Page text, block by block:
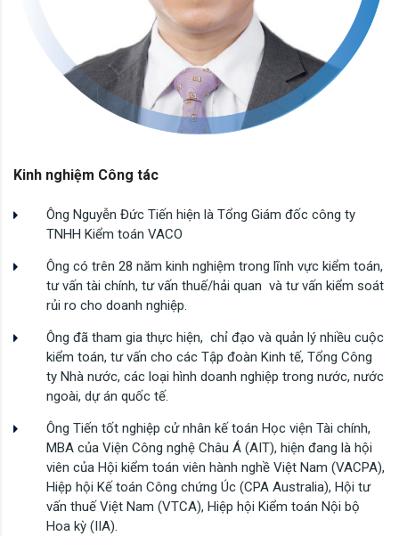
Kinh nghiệm Công tác
Ông Nguyễn Đức Tiến hiện là Tổng Giám đốc công ty
TNHH Kiểm toán VACO
Ông có trên 28 năm kinh nghiệm trong lĩnh vực kiểm toán,
tư vấn tài chính, tư vấn thuế/hải quan và tư vấn kiểm soát
rủi ro cho doanh nghiệp.
Ông đã tham gia thực hiện, chỉ đạo và quản lý nhiều cuộc
kiểm toán, tư vấn cho các Tập đoàn Kinh tế, Tổng Công
ty Nhà nước, các loại hình doanh nghiệp trong nước, nước
ngoài, dự án quốc tế.
Ông Tiến tốt nghiệp cử nhân kế toán Học viện Tài chính,
MBA của Viện Công nghệ Châu Á (AIT), hiện đang là hội
viên của Hội kiểm toán viên hành nghề Việt Nam (VACPA),
Hiệp hội Kế toán Công chứng Úc (CPA Australia), Hội tư
vấn thuế Việt Nam (VTCA), Hiệp hội Kiểm toán Nội bộ
Hoa kỳ (IIA).